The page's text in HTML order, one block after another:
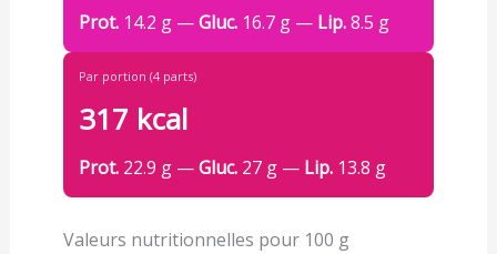
Prot.14.2 g —Gluc.16.7 g — Lip.8.5 g
Par portion (4 parts)
317 kcal
Prot.22.9 g —Gluc.27 g — Lip.13.8 g
Valeurs nutritionnelles pour 100 g